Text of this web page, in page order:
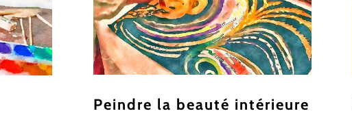
Peindre la beauté intérieure